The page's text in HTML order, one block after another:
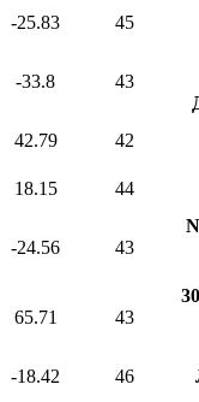
-25.83 45
-33.8 43
42.79 42
18.15 44
-24.56 43
65.71 43
-18.42 46